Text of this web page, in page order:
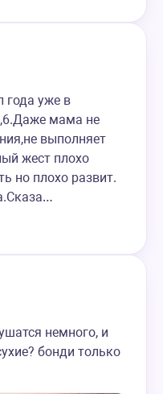
года уже в
мама не
выполняет
жест плохо
но плохо развит.
немного, и
бонди только